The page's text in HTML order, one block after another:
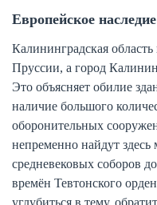
Европейское наследие
Калининградская
Пруссии, а город
Это объясняет обилие
наличие большого
оборонительных
непременно найдут здесь
средневековых соборов
времён Тевтонского